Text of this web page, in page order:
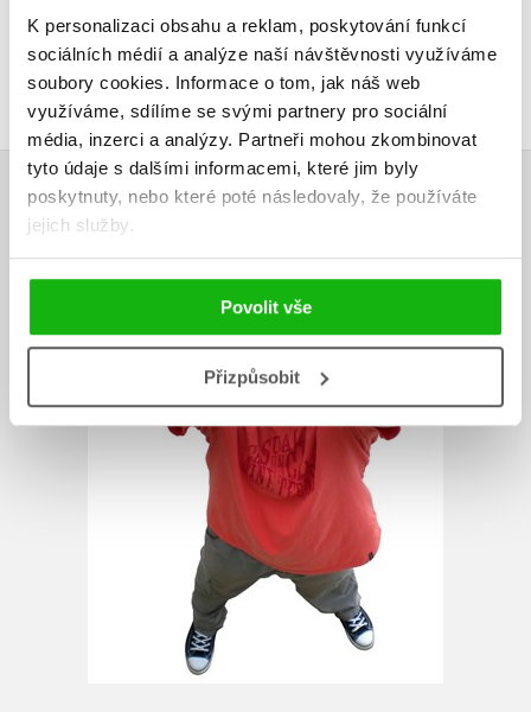
K personalizaci obsahu a reklam, poskytování funkcí
sociálních médií a analýze naší návštěvnosti využíváme
soubory cookies. Informace o tom, jak náš web
využíváme, sdílíme se svými partnery pro sociální
média, inzerci a analýzy. Partneři mohou zkombinovat
tyto údaje s dalšími informacemi, které jim byly
poskytnuty, nebo které poté následovaly, že používáte
jejich služby.
Povolit vše
Přizpůsobit
Uživatelskou recenzi mohou vkládat pouze registrovaní uživatelé
Přihlásit
AUTOR KNIHY